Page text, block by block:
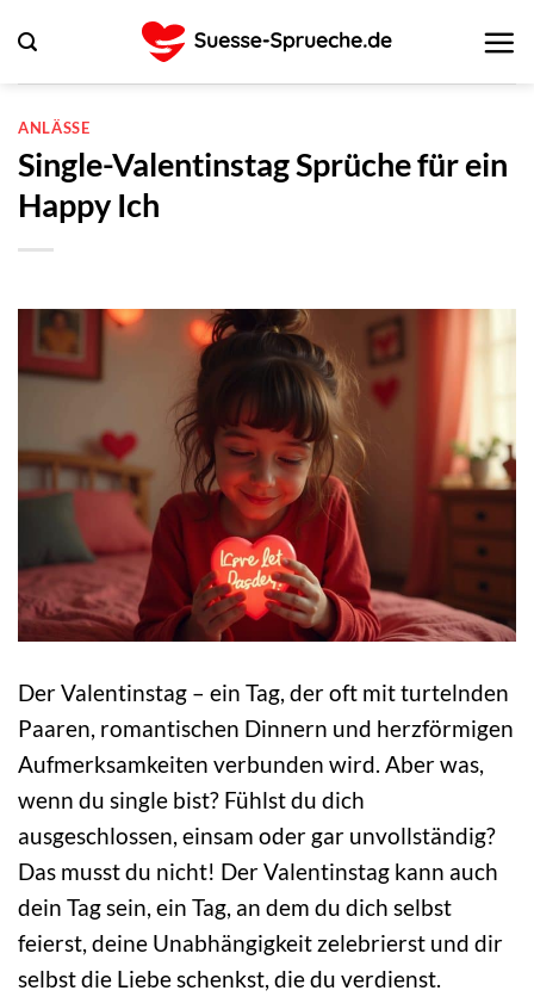
Inhalt
springen
ANLÄSSE
Single-Valentinstag Sprüche für ein
Happy Ich
Der Valentinstag – ein Tag, der oft mit turtelnden
Paaren, romantischen Dinnern und herzförmigen
Aufmerksamkeiten verbunden wird. Aber was,
wenn du single bist? Fühlst du dich
ausgeschlossen, einsam oder gar unvollständig?
Das musst du nicht! Der Valentinstag kann auch
dein Tag sein, ein Tag, an dem du dich selbst
feierst, deine Unabhängigkeit zelebrierst und dir
selbst die Liebe schenkst, die du verdienst.